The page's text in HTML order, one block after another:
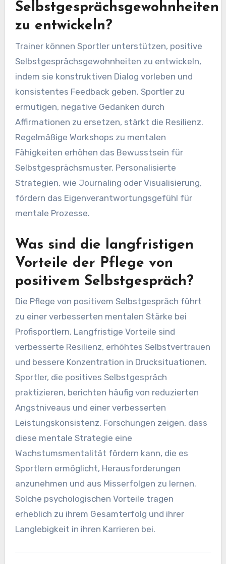
Selbstgesprächsgewohnheiten
zu entwickeln?
Trainer können Sportler unterstützen, positive
Selbstgesprächsgewohnheiten zu entwickeln,
indem sie konstruktiven Dialog vorleben und
konsistentes Feedback geben. Sportler zu
ermutigen, negative Gedanken durch
Affirmationen zu ersetzen, stärkt die Resilienz.
Regelmäßige Workshops zu mentalen
Fähigkeiten erhöhen das Bewusstsein für
Selbstgesprächsmuster. Personalisierte
Strategien, wie Journaling oder Visualisierung,
fördern das Eigenverantwortungsgefühl für
mentale Prozesse.
Was sind die langfristigen
Vorteile der Pflege von
positivem Selbstgespräch?
Die Pflege von positivem Selbstgespräch führt
zu einer verbesserten mentalen Stärke bei
Profisportlern. Langfristige Vorteile sind
verbesserte Resilienz, erhöhtes Selbstvertrauen
und bessere Konzentration in Drucksituationen.
Sportler, die positives Selbstgespräch
praktizieren, berichten häufig von reduzierten
Angstniveaus und einer verbesserten
Leistungskonsistenz. Forschungen zeigen, dass
diese mentale Strategie eine
Wachstumsmentalität fördern kann, die es
Sportlern ermöglicht, Herausforderungen
anzunehmen und aus Misserfolgen zu lernen.
Solche psychologischen Vorteile tragen
erheblich zu ihrem Gesamterfolg und ihrer
Langlebigkeit in ihren Karrieren bei.